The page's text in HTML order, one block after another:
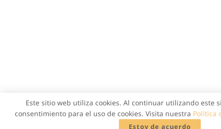
Este sitio web utiliza cookies. Al continuar utilizando este
consentimiento para el uso de cookies. Visita nuestra Política
Estoy de acuerdo